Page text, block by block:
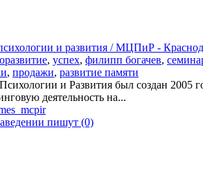
и развития / МЦПиР -
, успех, филипп богачев,
, продажи, развитие памяти
и Развития был создан 2005
деятельность на...
пишут (0)